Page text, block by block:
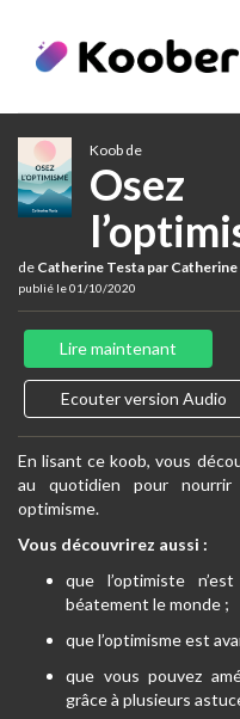
Koob de
Osez
de Catherine Testa par
publié le 01/10/2020
Lire maintenant
Ecouter version Audio
En lisant ce koob, vous
au quotidien pour
optimisme.
Vous découvrirez aussi :
que l’optimiste
béatement le monde ;
que l’optimisme est
que vous pouvez
grâce à plusieurs